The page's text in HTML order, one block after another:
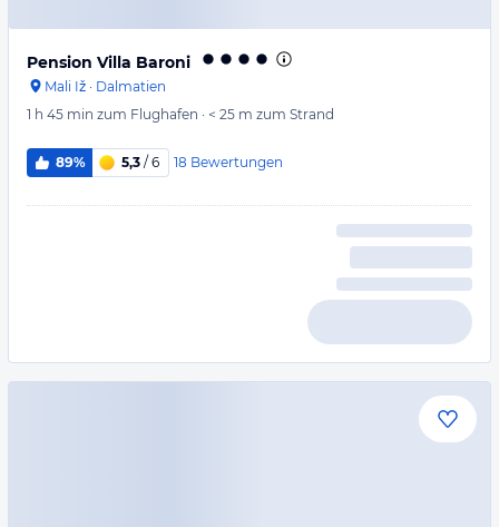
Pension Villa Baroni
Mali Iž · Dalmatien
1 h 45 min zum Flughafen · < 25 m zum Strand
89% 5,3 / 6 18 Bewertungen